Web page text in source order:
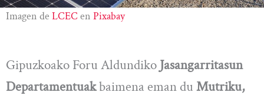
Imagen de LCEC en Pixabay
Gipuzkoako Foru Aldundiko Jasangarritasun
Departamentuakbaimena eman du Mutriku,